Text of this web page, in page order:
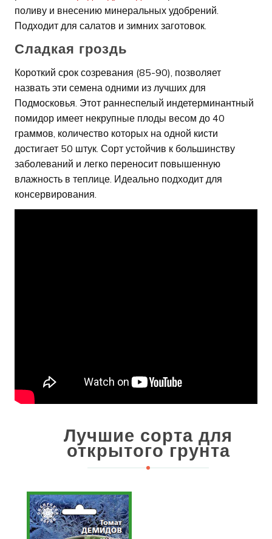
поливу и внесению минеральных удобрений.
Подходит для салатов и зимних заготовок.
Сладкая гроздь
Короткий срок созревания (85-90), позволяет
назвать эти семена одними из лучших для
Подмосковья. Этот раннеспелый индетерминантный
помидор имеет некрупные плоды весом до 40
граммов, количество которых на одной кисти
достигает 50 штук. Сорт устойчив к большинству
заболеваний и легко переносит повышенную
влажность в теплице. Идеально подходит для
консервирования.
Лучшие сорта для
открытого грунта